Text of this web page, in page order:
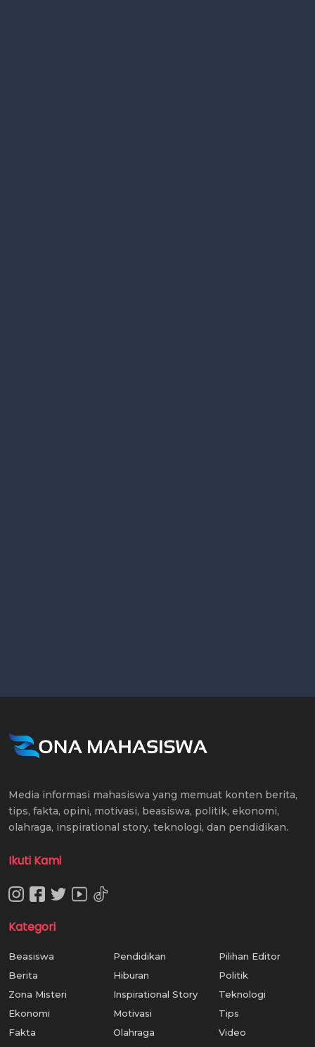
Media informasi mahasiswa yang memuat konten berita,
tips, fakta, opini, motivasi, beasiswa, politik, ekonomi,
olahraga, inspirational story, teknologi, dan pendidikan.
Ikuti Kami
Kategori
Beasiswa
Berita
Zona Misteri
Ekonomi
Fakta
Pendidikan
Hiburan
Inspirational Story
Motivasi
Olahraga
Pilihan Editor
Politik
Teknologi
Tips
Video